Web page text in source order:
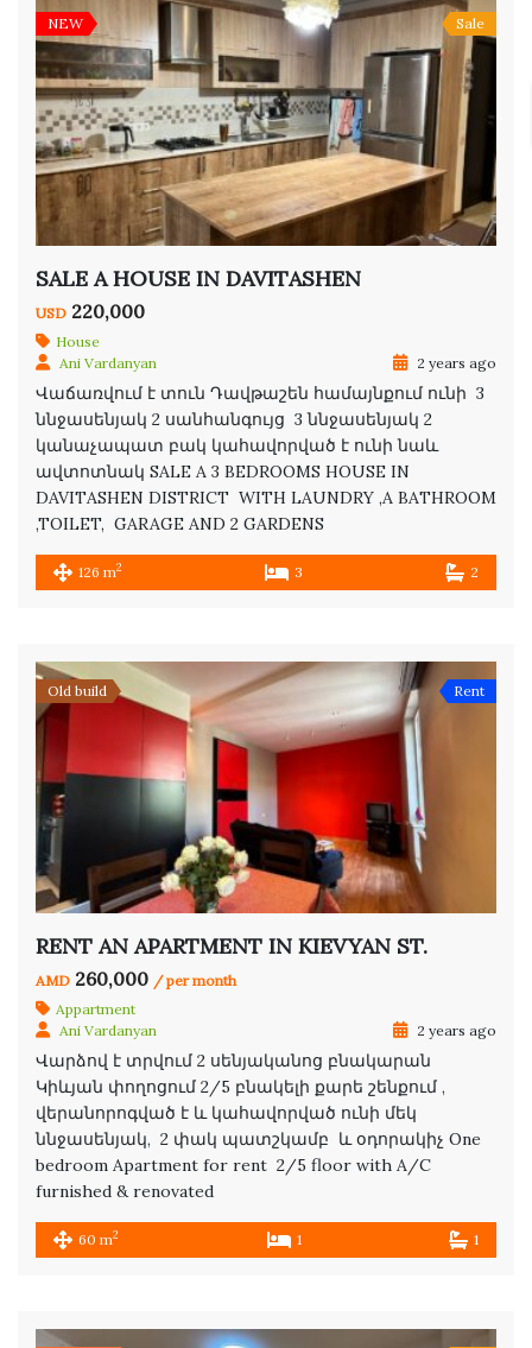
NEW Sale
SALE A HOUSE IN DAVITASHEN
USD 220,000
House
Ani Vardanyan
2 years ago
Վաճառվում է տուն Դավթաշեն համայնքում ունի 3
ննջասենյակ 2 սանհանգույց 3 ննջասենյակ 2
կանաչապատ բակ կահավորված է ունի նաև
ավտոտնակ SALE A 3 BEDROOMS HOUSE IN
DAVITASHEN DISTRICT WITH LAUNDRY ,A BATHROOM
,TOILET, GARAGE AND 2 GARDENS
126 m2 3 2
Old build Rent
RENT AN APARTMENT IN KIEVYAN ST.
AMD 260,000 / per month
Appartment
Ani Vardanyan
2 years ago
Վարձով է տրվում 2 սենյականոց բնակարան
Կիևյան փողոցում 2/5 բնակելի քարե շենքում ,
վերանորոգված է և կահավորված ունի մեկ
ննջասենյակ, 2 փակ պատշկամբ և օդորակիչ One
bedroom Apartment for rent 2/5 floor with A/C
furnished & renovated
60 m2 1 1